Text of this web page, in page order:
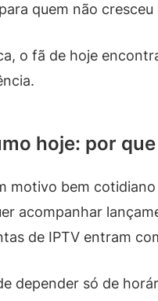
quem não
o fã de hoje
hoje: por
motivo bem
acompanhar
de IPTV entram
depender só de